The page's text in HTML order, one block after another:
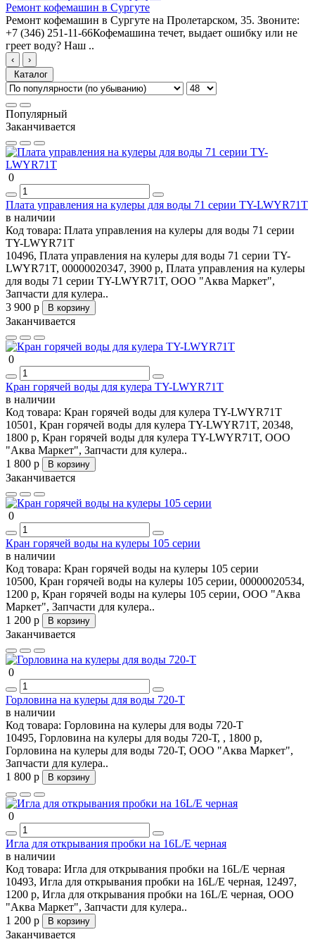
Ремонт кофемашин в Сургуте
Ремонт кофемашин в Сургуте на Пролетарском, 35. Звоните:
+7 (346) 251-11-66Кофемашина течет, выдает ошибку или не
греет воду? Наш ..
‹
›
Каталог
Популярный
Заканчивается
0
Плата управления на кулеры для воды 71 серии TY-LWYR71T
в наличии
Код товара: Плата управления на кулеры для воды 71 серии
TY-LWYR71T
10496, Плата управления на кулеры для воды 71 серии TY-
LWYR71T, 00000020347, 3900 р, Плата управления на кулеры
для воды 71 серии TY-LWYR71T, ООО "Аква Маркет",
Запчасти для кулера..
3 900 р
В корзину
Заканчивается
0
Кран горячей воды для кулера TY-LWYR71T
в наличии
Код товара: Кран горячей воды для кулера TY-LWYR71T
10501, Кран горячей воды для кулера TY-LWYR71T, 20348,
1800 р, Кран горячей воды для кулера TY-LWYR71T, ООО
"Аква Маркет", Запчасти для кулера..
1 800 р
В корзину
Заканчивается
0
Кран горячей воды на кулеры 105 серии
в наличии
Код товара: Кран горячей воды на кулеры 105 серии
10500, Кран горячей воды на кулеры 105 серии, 00000020534,
1200 р, Кран горячей воды на кулеры 105 серии, ООО "Аква
Маркет", Запчасти для кулера..
1 200 р
В корзину
Заканчивается
0
Горловина на кулеры для воды 720-Т
в наличии
Код товара: Горловина на кулеры для воды 720-Т
10495, Горловина на кулеры для воды 720-Т, , 1800 р,
Горловина на кулеры для воды 720-Т, ООО "Аква Маркет",
Запчасти для кулера..
1 800 р
В корзину
0
Игла для открывания пробки на 16L/E черная
в наличии
Код товара: Игла для открывания пробки на 16L/E черная
10493, Игла для открывания пробки на 16L/E черная, 12497,
1200 р, Игла для открывания пробки на 16L/E черная, ООО
"Аква Маркет", Запчасти для кулера..
1 200 р
В корзину
Заканчивается